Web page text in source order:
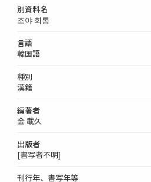
別資料名
조야 회통
言語
韓国語
種別
漢籍
編著者
金 載久
出版者
[書写者不明]
刊行年、書写年等